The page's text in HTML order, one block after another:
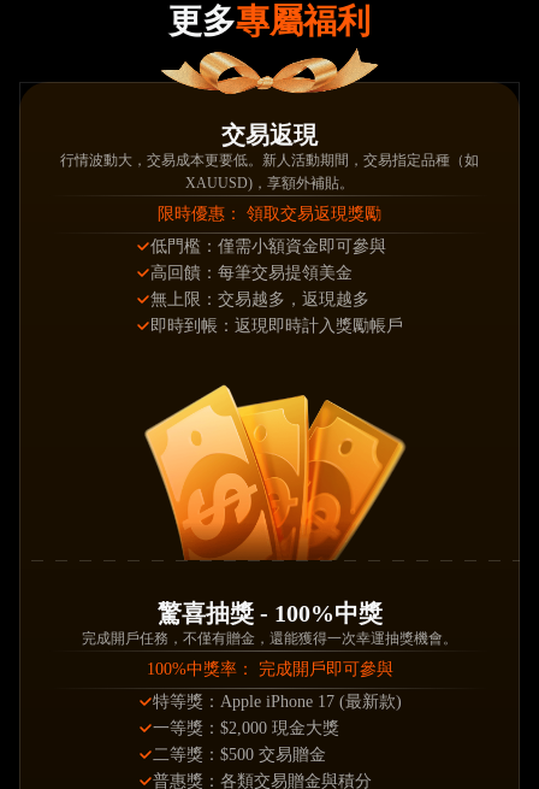
更多專屬福利
交易返現
行情波動大，交易成本更要低。新人活動期間，交易指定品種（如
XAUUSD)，享額外補貼。
限時優惠： 領取交易返現獎勵
低門檻：僅需小額資金即可參與
高回饋：每筆交易提領美金
無上限：交易越多，返現越多
即時到帳：返現即時計入獎勵帳戶
驚喜抽獎 - 100%中獎
完成開戶任務，不僅有贈金，還能獲得一次幸運抽獎機會。
100%中獎率： 完成開戶即可參與
特等獎：Apple iPhone 17 (最新款)
一等獎：$2,000 現金大獎
二等獎：$500 交易贈金
普惠獎：各類交易贈金與積分